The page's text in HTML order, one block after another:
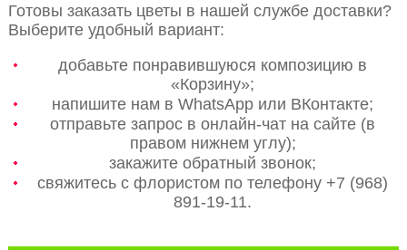
Готовы заказать цветы в нашей службе доставки?
Выберите удобный вариант:
добавьте понравившуюся композицию в
«Корзину»;
напишите нам в WhatsApp или ВКонтакте;
отправьте запрос в онлайн-чат на сайте (в
правом нижнем углу);
закажите обратный звонок;
свяжитесь с флористом по телефону +7 (968)
891-19-11.